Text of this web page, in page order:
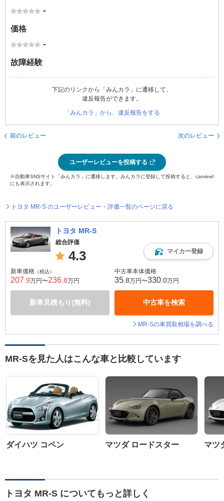
-
価格
-
故障経験
下記のリンクから「みんカラ」に遷移して、
違反報告ができます。
「みんカラ」から、違反報告をする
前のレビュー 次のレビュー
ユーザーレビューを投稿する
※自動車SNSサイト「みんカラ」に遷移します。みんカラに登録して投稿すると、carview!
にも表示されます。
トヨタ MR-S のユーザーレビュー・評価一覧のページに戻る
トヨタ MR-S
総合評価
4.3 マイカー登録
新車価格 （税込）
207 .9万円〜236 .8万円
新車見積もり(無料)
中古車本体価格
35 .8万円〜330 .0万円
中古車を検索
MR-Sの車買取相場を調べる
MR-Sを見た人はこんな車と比較しています
ダイハツ コペン マツダ ロードスター マツ
トヨタ MR-S についてもっと詳しく